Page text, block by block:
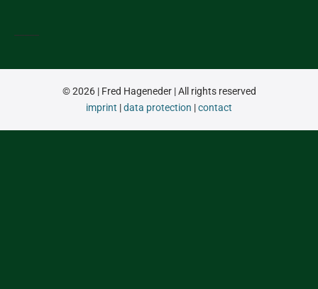
© 2026 | Fred Hageneder | All rights reserved
imprint |data protection |contact